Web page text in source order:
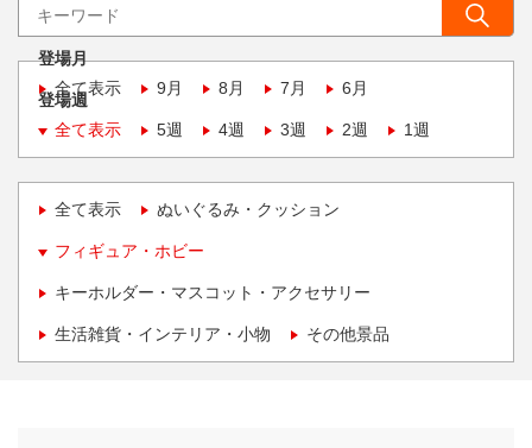
登場月
全て表示
9月 8月 7月 6月
登場週
全て表示
5週 4週 3週 2週 1週
全て表示 ぬいぐるみ・クッション
フィギュア・ホビー
キーホルダー・マスコット・アクセサリー
生活雑貨・インテリア・小物 その他景品